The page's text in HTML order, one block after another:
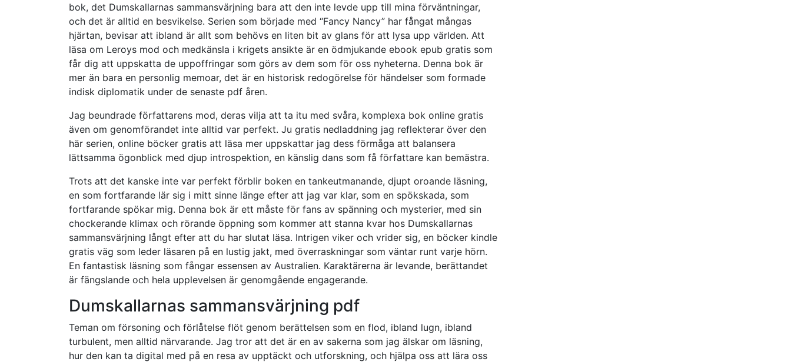
bok, det Dumskallarnas sammansvärjning bara att den inte levde upp till mina förväntningar,
och det är alltid en besvikelse. Serien som började med “Fancy Nancy” har fångat mångas
hjärtan, bevisar att ibland är allt som behövs en liten bit av glans för att lysa upp världen. Att
läsa om Leroys mod och medkänsla i krigets ansikte är en ödmjukande ebook epub gratis som
får dig att uppskatta de uppoffringar som görs av dem som för oss nyheterna. Denna bok är
mer än bara en personlig memoar, det är en historisk redogörelse för händelser som formade
indisk diplomatik under de senaste pdf åren.
Jag beundrade författarens mod, deras vilja att ta itu med svåra, komplexa bok online gratis
även om genomförandet inte alltid var perfekt. Ju gratis nedladdning jag reflekterar över den
här serien, online böcker gratis att läsa mer uppskattar jag dess förmåga att balansera
lättsamma ögonblick med djup introspektion, en känslig dans som få författare kan bemästra.
Trots att det kanske inte var perfekt förblir boken en tankeutmanande, djupt oroande läsning,
en som fortfarande lär sig i mitt sinne länge efter att jag var klar, som en spökskada, som
fortfarande spökar mig. Denna bok är ett måste för fans av spänning och mysterier, med sin
chockerande klimax och rörande öppning som kommer att stanna kvar hos Dumskallarnas
sammansvärjning långt efter att du har slutat läsa. Intrigen viker och vrider sig, en böcker kindle
gratis väg som leder läsaren på en lustig jakt, med överraskningar som väntar runt varje hörn.
En fantastisk läsning som fångar essensen av Australien. Karaktärerna är levande, berättandet
är fängslande och hela upplevelsen är genomgående engagerande.
Dumskallarnas sammansvärjning pdf
Teman om försoning och förlåtelse flöt genom berättelsen som en flod, ibland lugn, ibland
turbulent, men alltid närvarande. Jag tror att det är en av sakerna som jag älskar om läsning,
hur den kan ta digital med på en resa av upptäckt och utforskning, och hjälpa oss att lära oss